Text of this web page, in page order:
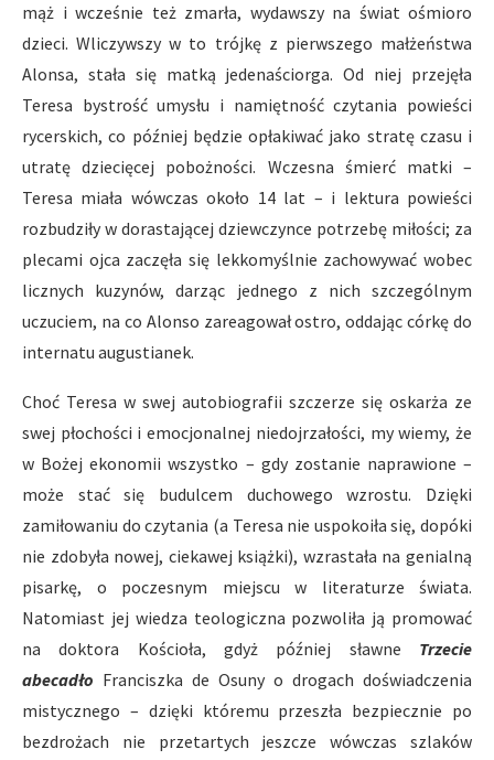
mąż i wcześnie też zmarła, wydawszy na świat ośmioro
dzieci. Wliczywszy w to trójkę z pierwszego małżeństwa
Alonsa, stała się matką jedenaściorga. Od niej przejęła
Teresa bystrość umysłu i namiętność czytania powieści
rycerskich, co później będzie opłakiwać jako stratę czasu i
utratę dziecięcej pobożności. Wczesna śmierć matki –
Teresa miała wówczas około 14 lat – i lektura powieści
rozbudziły w dorastającej dziewczynce potrzebę miłości; za
plecami ojca zaczęła się lekkomyślnie zachowywać wobec
licznych kuzynów, darząc jednego z nich szczególnym
uczuciem, na co Alonso zareagował ostro, oddając córkę do
internatu augustianek.
Choć Teresa w swej autobiografii szczerze się oskarża ze
swej płochości i emocjonalnej niedojrzałości, my wiemy, że
w Bożej ekonomii wszystko – gdy zostanie naprawione –
może stać się budulcem duchowego wzrostu. Dzięki
zamiłowaniu do czytania (a Teresa nie uspokoiła się, dopóki
nie zdobyła nowej, ciekawej książki), wzrastała na genialną
pisarkę, o poczesnym miejscu w literaturze świata.
Natomiast jej wiedza teologiczna pozwoliła ją promować
na doktora Kościoła, gdyż później sławne Trzecie
abecadło Franciszka de Osuny o drogach doświadczenia
mistycznego – dzięki któremu przeszła bezpiecznie po
bezdrożach nie przetartych jeszcze wówczas szlaków